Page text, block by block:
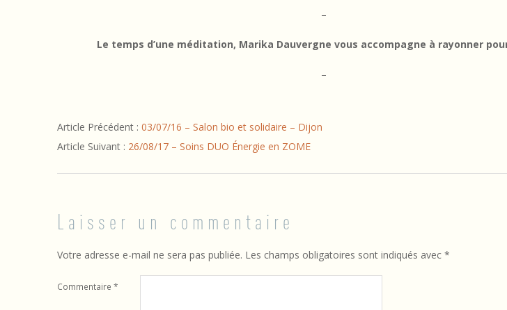
M
é
d
i
t
a
t
–
Le temps d’une méditation, Marika Dauvergne vous accompagne à rayonner
–
08-
13
Article Précédent : 03/07/16 – Salon bio et solidaire – Dijon
Article Suivant : 26/08/17 – Soins DUO Énergie en ZOME
Laisser un commentaire
Votre adresse e-mail ne sera pas publiée. Les champs obligatoires sont indiqués avec *
Commentaire *